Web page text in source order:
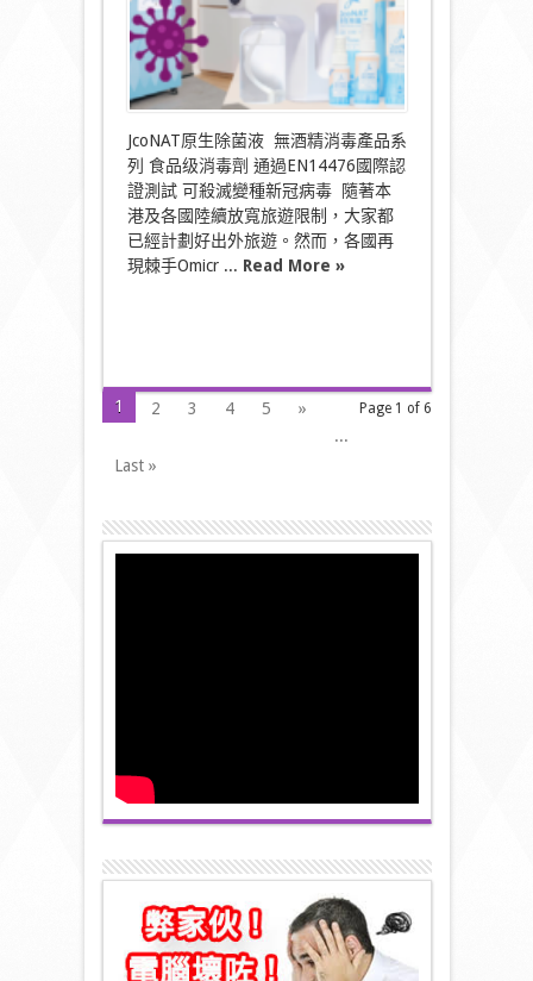
遊
首
選〉
中
JcoNAT原生除菌液 無酒精消毒產品系
列 食品级消毒劑 通過EN14476國際認
證測試 可殺滅變種新冠病毒 隨著本
港及各國陸續放寬旅遊限制，大家都
已經計劃好出外旅遊。然而，各國再
現棘手Omicr ... Read More »
Page 1 of 6
1 2 3 4 5
»
...
Last »